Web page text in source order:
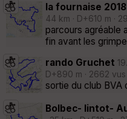
la fournaise
44 km · D+610 m ·
parcours agréable
fin avant les
rando Gruchet
D+890 m · 2662 vus
sortie du club BVA
Bolbec- lintot-